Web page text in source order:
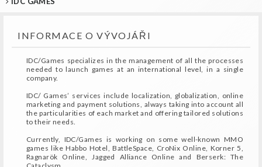
INFORMACE O VÝVOJÁŘI
IDC/Games specializes in the management of all the processes
needed to launch games at an international level, in a single
company.
IDC/ Games’ services include localization, globalization, online
marketing and payment solutions, always taking into account all
the particularities of each market and offering tailored solutions
to their needs.
Currently, IDC/Games is working on some well-known MMO
games like Habbo Hotel, BattleSpace, CroNix Online, Korner 5,
Ragnarök Online, Jagged Alliance Online and Berserk: The